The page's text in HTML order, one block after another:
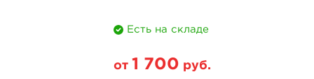
Есть на складе
от 1 700 руб.